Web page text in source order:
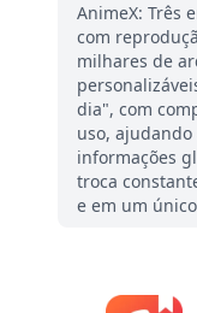
AnimeX: Três
com
milhares de
dia", com
uso,
informações
troca
e em um